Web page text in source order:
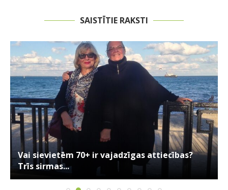
SAISTĪTIE RAKSTI
Vai sievietēm 70+ ir vajadzīgas attiecības?
Trīs sirmas...